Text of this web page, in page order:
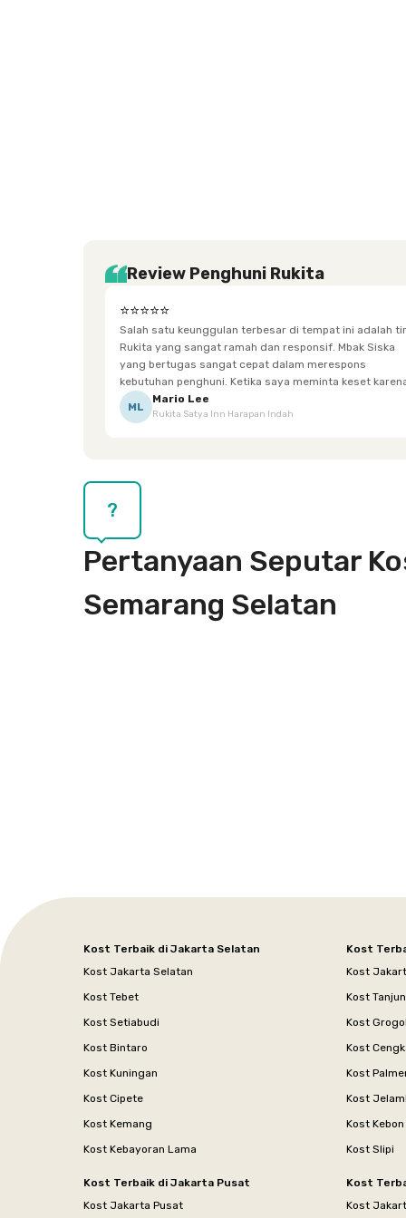
Review Penghuni Rukita
⭐⭐⭐⭐⭐
Salah satu keunggulan terbesar di tempat ini adalah
Rukita yang sangat ramah dan responsif. Mbak Siska
yang bertugas sangat cepat dalam merespons
kebutuhan penghuni. Ketika saya meminta keset karena
sempat terpeleset, permintaan tersebut langsung
dipenuhi dengan cepat. Terima kasih Mbak Siska.
ML
Mario Lee
Rukita Satya Inn Harapan Indah
?
Pertanyaan Seputar
Semarang Selatan
Kost Terbaik di Jakarta Selatan
Kost Jakarta Selatan
Kost Tebet
Kost Setiabudi
Kost Bintaro
Kost Kuningan
Kost Cipete
Kost Kemang
Kost Kebayoran Lama
Kost Terbaik di Jakarta Pusat
Kost Jakarta Pusat
Kost
Kost
Kost
Kost Grogol
Kost
Kost
Kost
Kost
Kost Slipi
Kost
Kost